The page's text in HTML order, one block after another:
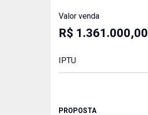
Valor venda
R$ 1.361.000,00
IPTU
PROPOSTA